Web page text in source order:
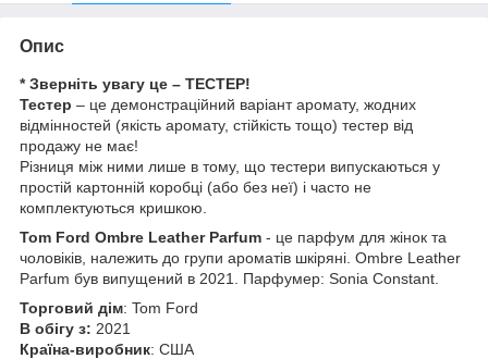
Опис
* Зверніть увагу це – ТЕСТЕР!
Тестер – це демонстраційний варіант аромату, жодних
відмінностей (якість аромату, стійкість тощо) тестер від
продажу не має!
Різниця між ними лише в тому, що тестери випускаються у
простій картонній коробці (або без неї) і часто не
комплектуються кришкою.
Tom Ford Ombre Leather Parfum - це парфум для жінок та
чоловіків, належить до групи ароматів шкіряні. Ombre Leather
Parfum був випущений в 2021. Парфумер: Sonia Constant.
Торговий дім: Tom Ford
В обігу з: 2021
Країна-виробник: США